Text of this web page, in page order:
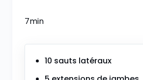
7min
10 sauts latéraux